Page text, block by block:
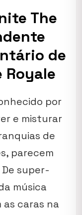
The
de
Royale
por
e misturar
de
parecem
super-
música
as caras na